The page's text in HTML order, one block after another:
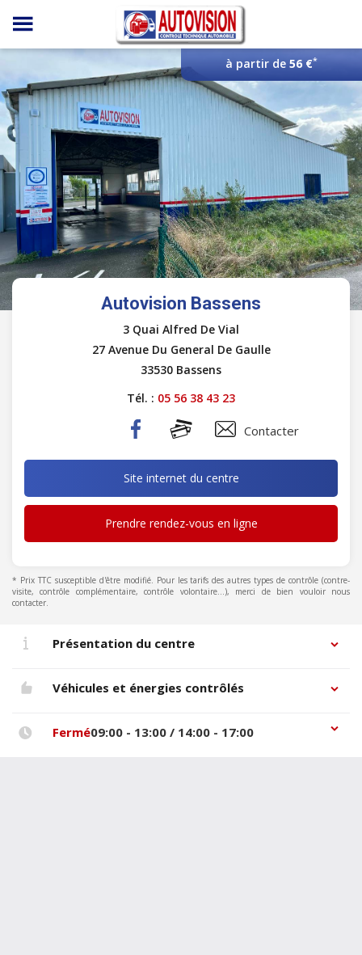
Panneau de gestion des cookies
à partir de 56 €*
Autovision Bassens
3 Quai Alfred De Vial
27 Avenue Du General De Gaulle
33530 Bassens
Tél. : 05 56 38 43 23
Contacter
Site internet du centre
Prendre rendez-vous en ligne
* Prix TTC susceptible d'être modifié. Pour les tarifs des autres types de contrôle (contre-
visite, contrôle complémentaire, contrôle volontaire...), merci de bien vouloir nous
contacter.
Présentation du centre
Véhicules et énergies contrôlés
Fermé09:00 - 13:00 / 14:00 - 17:00